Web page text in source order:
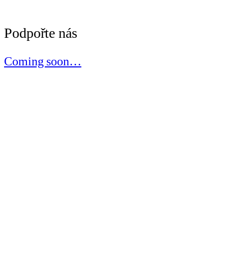
Podpořte nás
Coming soon…